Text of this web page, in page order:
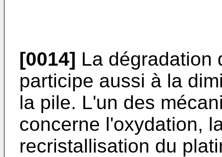
[0014] La dégradation
participe aussi à la
la pile. L'un des
concerne l'oxydation,
recristallisation du